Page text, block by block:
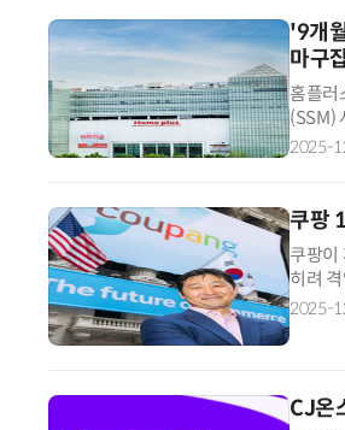
'9개
마구
홈플러
(SSM)
자다.
2025-
쿠팡
쿠팡이
히려
적은
2025-
CJ온